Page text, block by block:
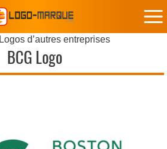
Logos d’autres entreprises
BCG Logo